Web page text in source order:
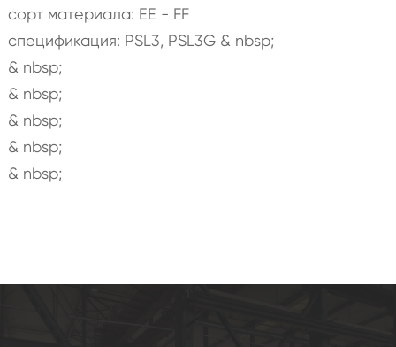
сорт материала: EE - FF
спецификация: PSL3, PSL3G & nbsp;
& nbsp;
& nbsp;
& nbsp;
& nbsp;
& nbsp;